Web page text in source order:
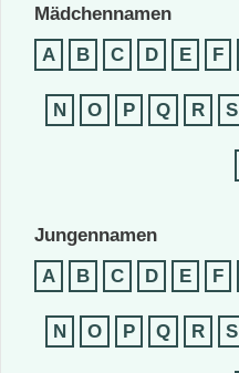
Mädchennamen
A
B C D E F
N O P Q R S
Jungennamen
A
B C D E F
N O P Q R S